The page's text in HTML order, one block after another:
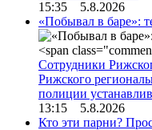
15:35 5.8.2026
«Побывал в баре»:
Сотрудники
Рижского
полиции
13:15 5.8.2026
Кто эти парни?